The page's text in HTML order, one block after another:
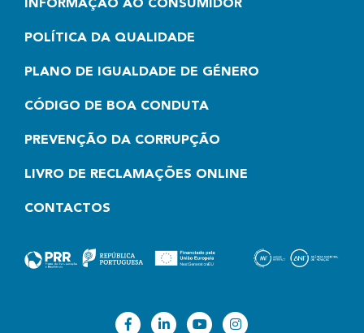
INFORMAÇÃO AO CONSUMIDOR
POLÍTICA DA QUALIDADE
PLANO DE IGUALDADE DE GÉNERO
CÓDIGO DE BOA CONDUTA
PREVENÇÃO DA CORRUPÇÃO
LIVRO DE RECLAMAÇÕES ONLINE
CONTACTOS